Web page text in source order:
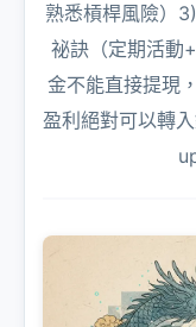
熟悉槓桿風險）
祕訣（定期活動
金不能直接提現
盈利絕對可以轉